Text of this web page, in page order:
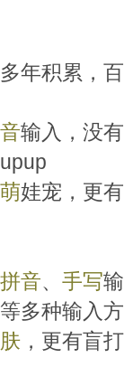
年积累，
输入，没
upup
萌娃宠，更
拼音、 手写
多种输入
，更有盲